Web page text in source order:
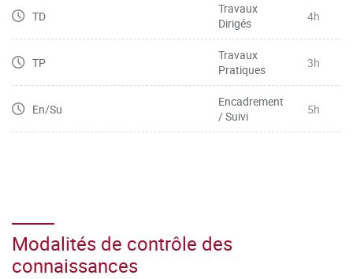
TD
Travaux
Dirigés
4h
TP
Travaux
Pratiques
3h
En/Su
Encadrement
/ Suivi
5h
Modalités de contrôle des
connaissances